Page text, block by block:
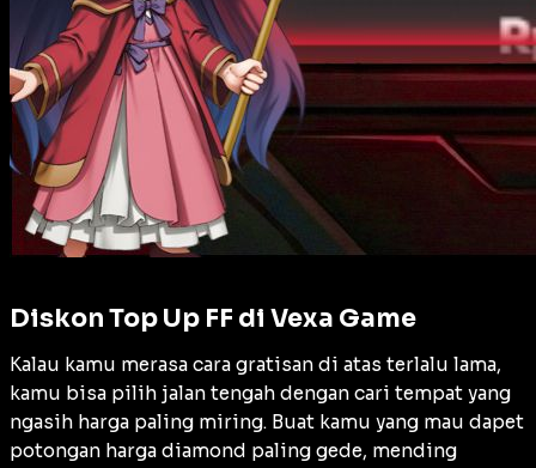
Diskon Top Up FF di Vexa Game
Kalau kamu merasa cara gratisan di atas terlalu lama,
kamu bisa pilih jalan tengah dengan cari tempat yang
ngasih harga paling miring. Buat kamu yang mau dapet
potongan harga diamond paling gede, mending